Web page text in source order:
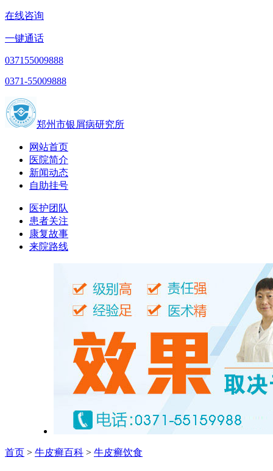
在线咨询
一键通话
037155009888
0371-55009888
郑州市银屑病研究所
网站首页
医院简介
新闻动态
自助挂号
医护团队
患者关注
康复故事
来院路线
首页 > 牛皮癣百科 > 牛皮癣饮食